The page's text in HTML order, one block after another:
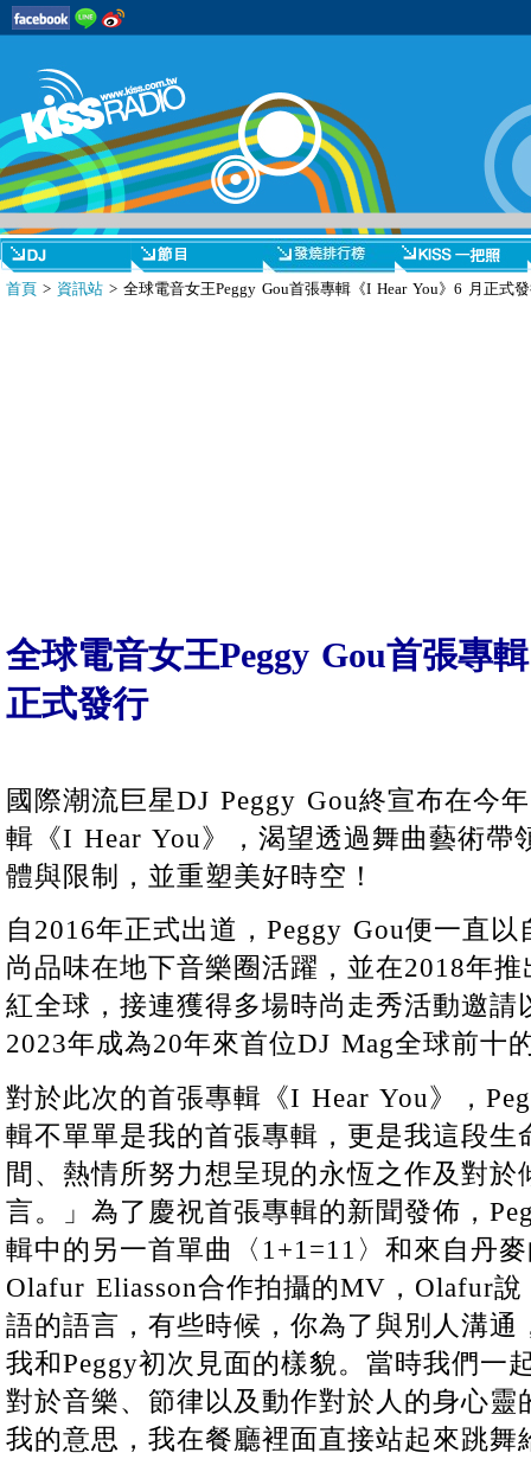
首頁 > 資訊站 > 全球電音女王Peggy Gou首張專輯《I Hear You》6 月正式
全球電音女王Peggy Gou首張專
正式發行
國際潮流巨星DJ Peggy Gou終宣布在今
輯《I Hear You》，渴望透過舞曲藝術帶
體與限制，並重塑美好時空！
自2016年正式出道，Peggy Gou便一直
尚品味在地下音樂圈活躍，並在2018年推
紅全球，接連獲得多場時尚走秀活動邀請
2023年成為20年來首位DJ Mag全球前十
對於此次的首張專輯《I Hear You》，
輯不單單是我的首張專輯，更是我這段生
間、熱情所努力想呈現的永恆之作及對
言。」為了慶祝首張專輯的新聞發佈，
輯中的另一首單曲〈1+1=11〉和來自丹
Olafur Eliasson合作拍攝的MV，Olafur
語的語言，有些時候，你為了與別人溝通
我和Peggy初次見面的樣貌。當時我們一
對於音樂、節律以及動作對於人的身心靈
我的意思，我在餐廳裡面直接站起來跳舞